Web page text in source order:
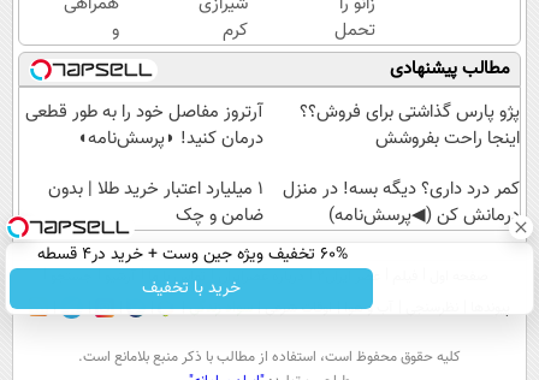
و چک
تحمل
می‌کنی؟
خیلی
ساده
کن
کرم
ترمیم
زخم
ایرانی را
ساخت!!!
و
گزارش
عملکرد
گروه
اسنپ
۱۴۰۴
مطالب پیشنهادی
پژو پارس گذاشتی برای فروش؟؟
اینجا راحت بفروشش
آرتروز مفاصل خود را به طور قطعی
درمان کنید! ◗پرسش‌نامه◖
کمر درد داری؟ دیگه بسه! در منزل
درمانش کن (◀پرسش‌نامه)
۱ میلیارد اعتبار خرید طلا | بدون
ضامن و چک
60% تخفیف ویژه جین وست + خرید در4 قسطه
خرید با تخفیف
عصر ایران۲ درباره عصرایران تماس با ما
آب و هوا اوقات شرعی سواد زندگی
كليه حقوق محفوظ است، استفاده از مطالب با ذكر منبع بلامانع است.